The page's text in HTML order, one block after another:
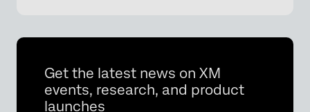
Get the latest news on XM
events, research, and product
launches